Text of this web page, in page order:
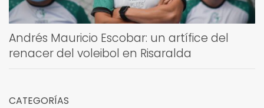
Andrés Mauricio Escobar: un artífice del
renacer del voleibol en Risaralda
CATEGORÍAS